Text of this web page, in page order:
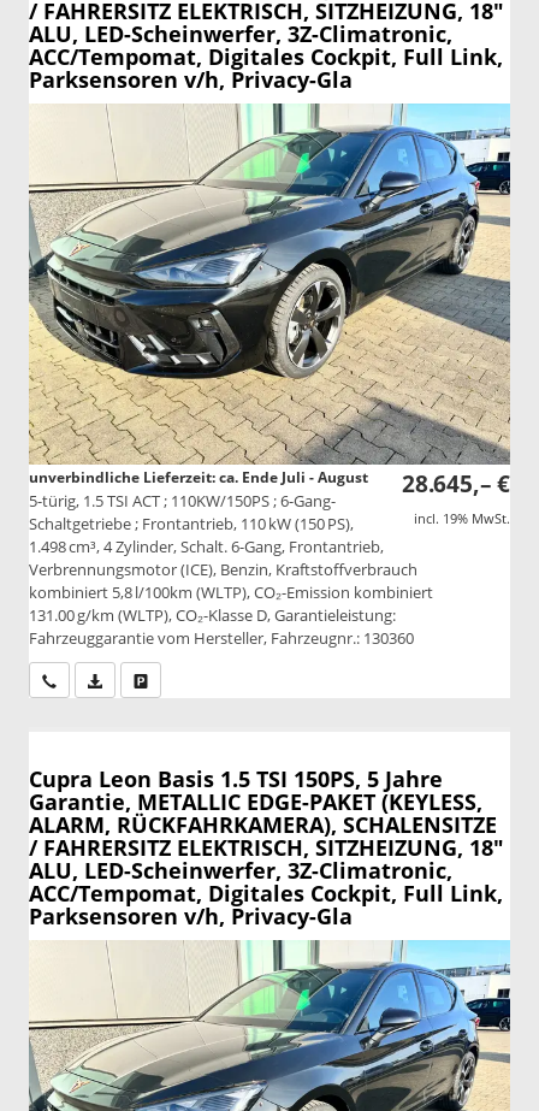
/ FAHRERSITZ ELEKTRISCH, SITZHEIZUNG, 18"
ALU, LED-Scheinwerfer, 3Z-Climatronic,
ACC/Tempomat, Digitales Cockpit, Full Link,
Parksensoren v/h, Privacy-Gla
28.645,– €
incl. 19% MwSt.
unverbindliche Lieferzeit: ca. Ende Juli - August
5-türig, 1.5 TSI ACT ; 110KW/150PS ; 6-Gang-
Schaltgetriebe ; Frontantrieb, 110 kW (150 PS),
1.498 cm³, 4 Zylinder, Schalt. 6-Gang, Frontantrieb,
Verbrennungsmotor (ICE), Benzin, Kraftstoffverbrauch
kombiniert 5,8 l/100km (WLTP), CO₂-Emission kombiniert
131.00 g/km (WLTP), CO₂-Klasse D, Garantieleistung:
Fahrzeuggarantie vom Hersteller, Fahrzeugnr.: 130360
Wir rufen Sie anPDF-Datei, Fahrzeugexposé drucken
Cupra Leon Basis 1.5 TSI 150PS, 5 Jahre
Garantie, METALLIC EDGE-PAKET (KEYLESS,
ALARM, RÜCKFAHRKAMERA), SCHALENSITZE
/ FAHRERSITZ ELEKTRISCH, SITZHEIZUNG, 18"
ALU, LED-Scheinwerfer, 3Z-Climatronic,
ACC/Tempomat, Digitales Cockpit, Full Link,
Parksensoren v/h, Privacy-Gla